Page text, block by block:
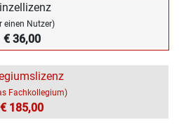
einen Nutzer)
€ 36,00
Fachkollegium)
€ 185,00